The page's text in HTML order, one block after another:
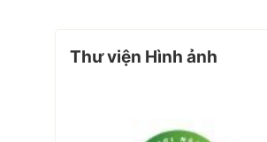
Thư viện Hình ảnh